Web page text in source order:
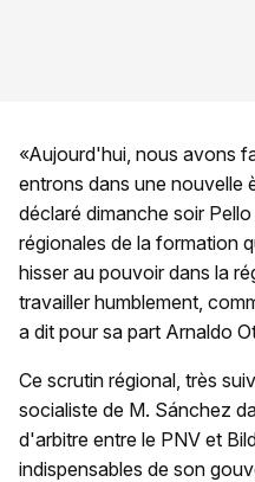
«Aujourd'hui, nous avons
entrons dans une nouvelle
déclaré dimanche soir
régionales de la formation
hisser au pouvoir dans la
travailler humblement,
a dit pour sa part Arnaldo
Ce scrutin régional, très
socialiste de M. Sánchez
d'arbitre entre le PNV et
indispensables de son